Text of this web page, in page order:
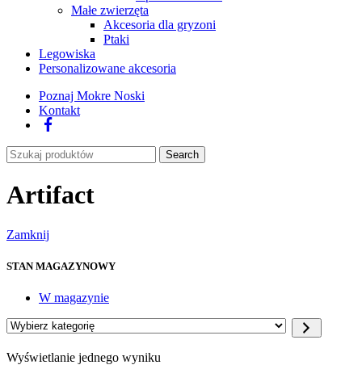
Małe zwierzęta
Akcesoria dla gryzoni
Ptaki
Legowiska
Personalizowane akcesoria
Poznaj Mokre Noski
Kontakt
Search
Artifact
Zamknij
STAN MAGAZYNOWY
W magazynie
Wyświetlanie jednego wyniku